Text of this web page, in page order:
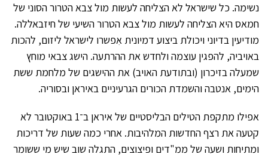
נשימה. כל שישראל לא הצליחה לעשות מול צבא הטרור הסוני של
חמאס היא הצליחה לעשות מול צבא הטרור השיעי של חיזבאללה.
מודיעין בדיוני ויכולת ביצוע דמיונית אִפשרו לישראל ליזום, להכות
באויביה, להפגין עוצמה ולחדש את ההרתעה. הישג צבאי מוחץ
שמעלה בזיכרון (ובתודעת האויב) את ההישגים של מלחמת ששת
הימים, אנטבה והשמדת הכורים הגרעיניים באיראן ובסוריה.
אפילו מתקפת הטילים הבליסטיים של איראן ב־1 באוקטובר לא
קטעה את רצף החדשות המלהיבות. אחרי כמה שעות של דריכות
ומתיחות ושעה של ממ"דים ופיצוצים, התגלה שוב שיש מי ששומר